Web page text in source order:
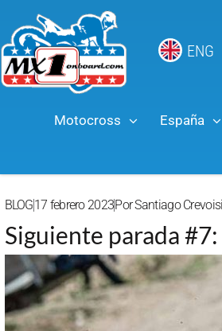
ENG
Motocross España
BLOG17 febrero 2023PorSantiago
Siguiente parada